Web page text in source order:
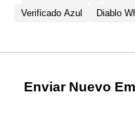
Verificado Azul
Diablo
Enviar Nuevo